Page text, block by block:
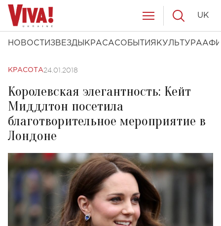
НОВОСТИ ЗВЕЗДЫ КРАСАСОБЫТИЯ КУЛЬТУРА
UK
КРАСОТА24.01.2018
Королевская элегантность: Кейт
Миддлтон посетила
благотворительное мероприятие в
Лондоне